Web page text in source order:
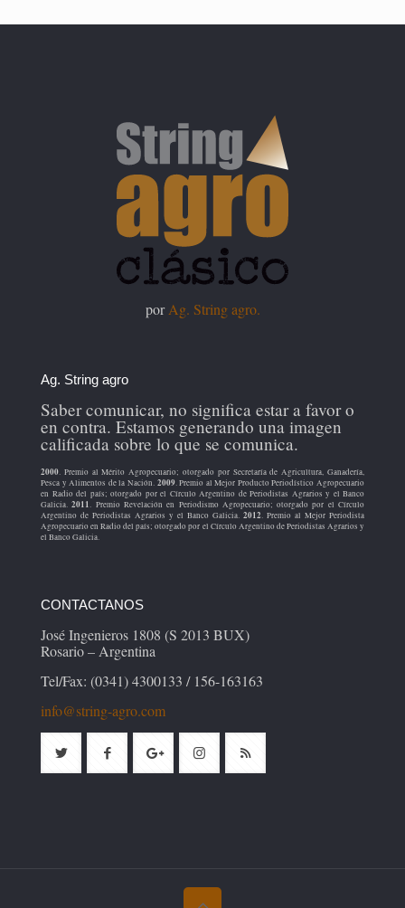
porAg. String agro.
Ag. String agro
Saber comunicar, no significa estar a favor o
en contra. Estamos generando una imagen
calificada sobre lo que se comunica.
2000. Premio al Mérito Agropecuario; otorgado por Secretaría de Agricultura, Ganadería,
Pesca y Alimentos de la Nación. 2009. Premio al Mejor Producto Periodístico Agropecuario
en Radio del país; otorgado por el Círculo Argentino de Periodistas Agrarios y el Banco
Galicia.2011. Premio Revelación en Periodismo Agropecuario; otorgado por el Círculo
Argentino de Periodistas Agrarios y el Banco Galicia. 2012. Premio al Mejor Periodista
Agropecuario en Radio del país; otorgado por el Círculo Argentino de Periodistas Agrarios y
el Banco Galicia.
CONTACTANOS
José Ingenieros 1808 (S 2013 BUX)
Rosario – Argentina
Tel/Fax: (0341) 4300133 / 156-163163
info@string-agro.com